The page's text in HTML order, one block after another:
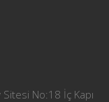
No:18 İç Kapı